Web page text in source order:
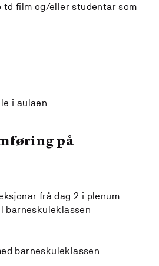
td film og/eller studentar som
i aulaen
på
frå dag 2 i plenum.
barneskuleklassen
barneskuleklassen